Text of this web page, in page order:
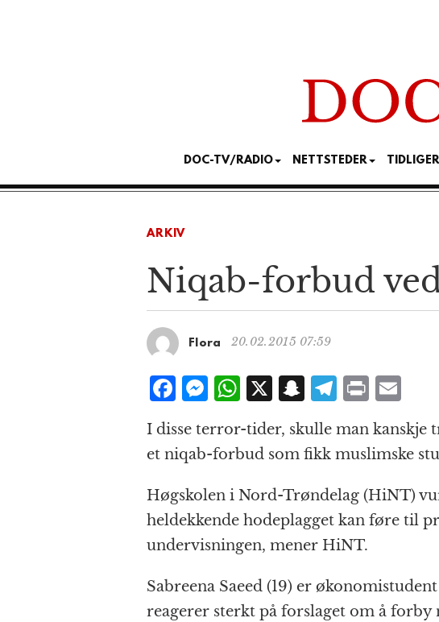
DOC-TV/RADIO NETTSTEDER
ARKIV
Niqab-forbud
Flora 20.02.2015 07:59
F
c
e
b
o
o
M
ss
e
n
g
e
W
h
at
s
A
p
p
X S
n
a
p
c
h
at
T
e
g
r
a
m
P
ri
n
t
m
ai
l
I disse terror-tider, skulle man kanskje
et niqab-forbud som fikk muslimske
Høgskolen i Nord-Trøndelag (HiNT)
heldekkende hodeplagget kan føre til
undervisningen, mener HiNT.
Sabreena Saeed (19) er
reagerer sterkt på forslaget om å forby